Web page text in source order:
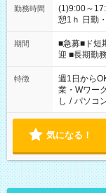
勤務時間
(1)9:00～
憩1ｈ 日勤
わせて働けるお仕事で
時/9-17時/
時/22-翌6時
フト！
期間
■急募■ド短
迎 ■長期勤
特徴 週1日から
業・Wワー
し / パソコ
気になる！